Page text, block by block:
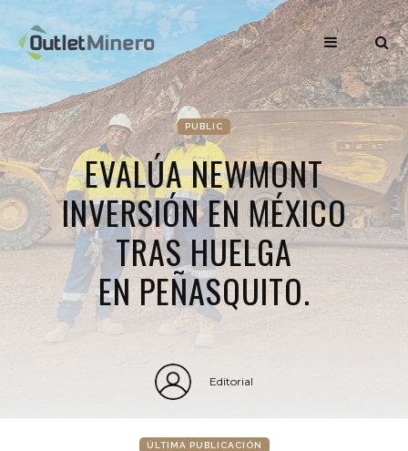
PUBLIC
EVALÚA NEWMONT
INVERSIÓN EN MÉXICO
TRAS HUELGA
EN PEÑASQUITO.
Editorial
ÚLTIMA PUBLICACIÓN